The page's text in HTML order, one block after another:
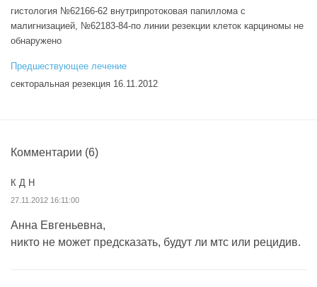
гистология №62166-62 внутрипротоковая папиллома с
малигнизацией, №62183-84-по линии резекции клеток карциномы не
обнаружено
Предшествующее лечение
секторальная резекция 16.11.2012
Комментарии (6)
К Д Н
27.11.2012 16:11:00
Анна Евгеньевна,
никто не может предсказать, будут ли мтс или рецидив.